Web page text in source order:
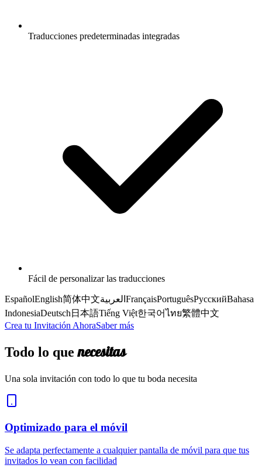
Traducciones predeterminadas integradas
Fácil de personalizar las traducciones
EspañolEnglish简体中文العربية FrançaisPortuguêsРусскийBahasa
IndonesiaDeutsch 日本語Tiếng Việt한국어ไทย繁體中文
Crea tu Invitación AhoraSaber más
Todo lo que necesitas
Una sola invitación con todo lo que tu boda necesita
Optimizado para el móvil
Se adapta perfectamente a cualquier pantalla de móvil para que tus
invitados lo vean con facilidad